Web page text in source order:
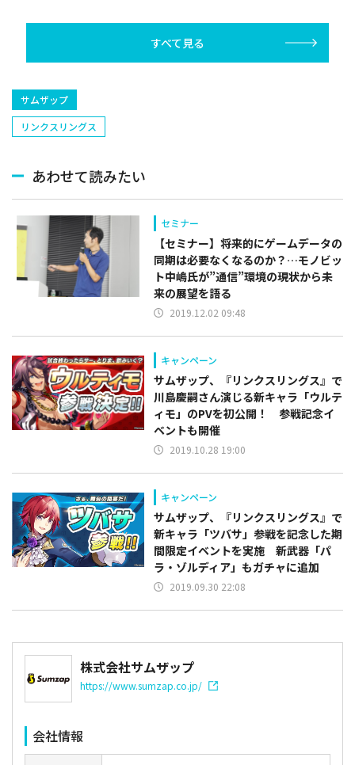
すべて見る
サムザップ
リンクスリングス
あわせて読みたい
セミナー
【セミナー】将来的にゲームデータの
同期は必要なくなるのか？…モノビッ
ト中嶋氏が”通信”環境の現状から未
来の展望を語る
2019.12.02 09:48
キャンペーン
サムザップ、『リンクスリングス』で
川島慶嗣さん演じる新キャラ「ウルテ
ィモ」のPVを初公開！ 参戦記念イ
ベントも開催
2019.10.28 19:00
キャンペーン
サムザップ、『リンクスリングス』で
新キャラ「ツバサ」参戦を記念した期
間限定イベントを実施 新武器「パ
ラ・ゾルディア」もガチャに追加
2019.09.30 22:08
株式会社サムザップ
https://www.sumzap.co.jp/
会社情報